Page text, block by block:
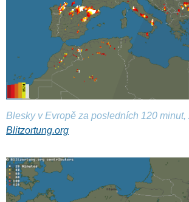
Blesky v Evropě za posledních 120 minut,
Blitzortung.org